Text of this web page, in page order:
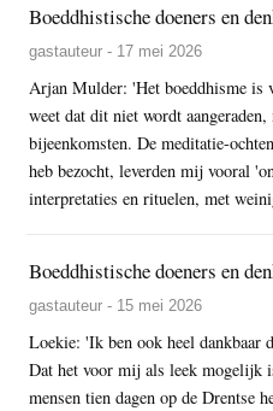
Boeddhistische doeners en
gastauteur - 17 mei 2026
Arjan Mulder: 'Het boeddhisme
weet dat dit niet wordt
bijeenkomsten. De meditatie-
heb bezocht, leverden mij vooral
interpretaties en rituelen, met
Boeddhistische doeners en
gastauteur - 15 mei 2026
Loekie: 'Ik ben ook heel dankbaar
Dat het voor mij als leek mogelijk
mensen tien dagen op de Drentse